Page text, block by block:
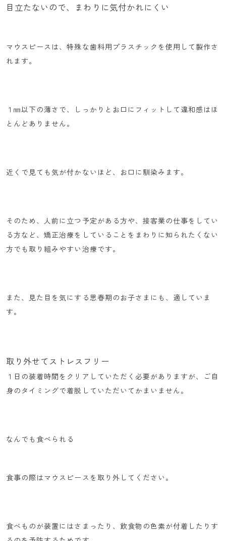
目立たないので、まわりに気付かれにくい
マウスピースは、特殊な歯科用プラスチックを使用 して製作さ
れます。
１㎜以下の薄さで、 しっかりとお口にフィット して違和感はほ
とんどありません。
近くで見ても気が付かないほど、お口に馴染みます。
そのため、人前に立つ予定がある方や、接客業の仕事をしてい
る方など、矯正治療をしていることをまわりに知られたくない
方でも取り組みやすい治療です。
また、見た目を気にする思春期のお子さまにも、適していま
す。
取り外せてストレスフリー
１日の装着時間をクリアしていただく必要がありますが、
ご自
身のタイミングで着脱 していただいてかまいません。
なんでも食べられる
食事の際はマウスピースを取り外してください。
食べものが装置にはさまったり、飲食物の色素が付着したりす